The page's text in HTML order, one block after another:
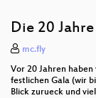
Die 20
mc.fly
Vor 20 Jahren
festlichen Gala (wir
Blick zurueck und